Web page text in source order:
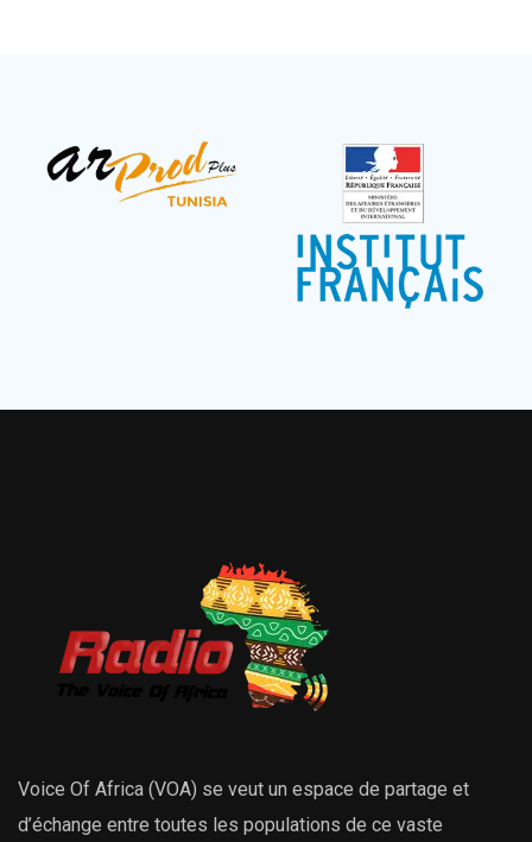
Voice Of Africa (VOA) se veut un espace de partage et
d’échange entre toutes les populations de ce vaste